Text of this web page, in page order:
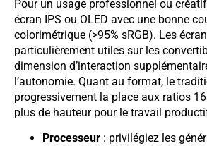
Pour un usage professionnel ou
écran IPS ou OLED avec une bonne
colorimétrique (>95% sRGB). Les
particulièrement utiles sur les
dimension d’interaction
l’autonomie. Quant au format, le
progressivement la place aux ratios
plus de hauteur pour le travail
Processeur : privilégiez les